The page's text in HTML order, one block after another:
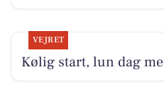
VEJRET
Kølig start, lun dag